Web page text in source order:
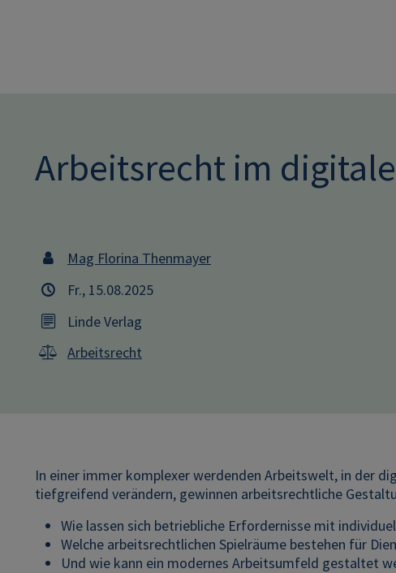
Arbeitsrecht im
Mag Florina Thenmayer
Fr., 15.08.2025
Linde Verlag
Arbeitsrecht
In einer immer komplexer werdenden Arbeitswelt, in der
tiefgreifend verändern, gewinnen arbeitsrechtliche
Wie lassen sich betriebliche Erfordernisse mit
Welche arbeitsrechtlichen Spielräume bestehen für
Und wie kann ein modernes Arbeitsumfeld gestaltet